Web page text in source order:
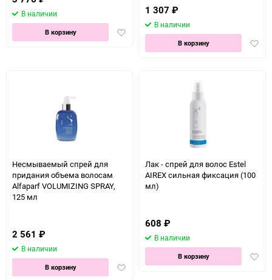
В наличии
Добавить
избранное
В корзину
1 307 ₽
В наличии
В корзину
Несмываемый спрей для
придания объема волосам
Alfaparf VOLUMIZING SPRAY,
125 мл
2 561 ₽
В наличии
Добавить
В корзину
Лак - спрей для волос Estel
AIREX сильная фиксация (100
мл)
608 ₽
В наличии
В корзину